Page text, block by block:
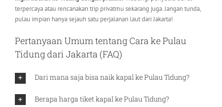
terpercaya atau rencanakan trip privatmu sekarang juga. Jangan tunda,
pulau impian hanya sejauh satu perjalanan laut dari Jakarta!
Pertanyaan Umum tentang Cara ke Pulau
Tidung dari Jakarta (FAQ)
Dari mana saja bisa naik kapal ke Pulau Tidung?
Berapa harga tiket kapal ke Pulau Tidung?